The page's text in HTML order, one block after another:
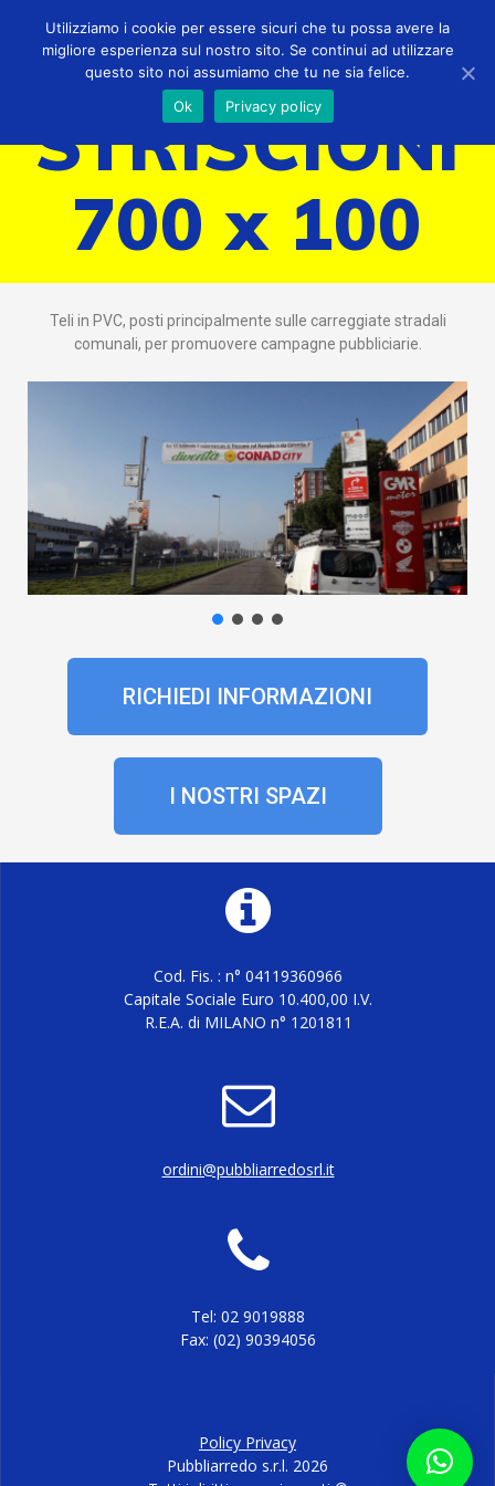
STRISCIONI
700 x 100
Teli in PVC, posti principalmente sulle carreggiate stradali
comunali, per promuovere campagne pubbliciarie.
RICHIEDI INFORMAZIONI
I NOSTRI SPAZI
Cod. Fis. : n° 04119360966
Capitale Sociale Euro 10.400,00 I.V.
R.E.A. di MILANO n° 1201811
ordini@pubbliarredosrl.it
Tel: 02 9019888
Fax: (02) 90394056
Policy Privacy
Pubbliarredo s.r.l. 2026
Utilizziamo i cookie per essere sicuri che tu possa avere la
migliore esperienza sul nostro sito. Se continui ad utilizzare
questo sito noi assumiamo che tu ne sia felice.
Ok
Privacy policy